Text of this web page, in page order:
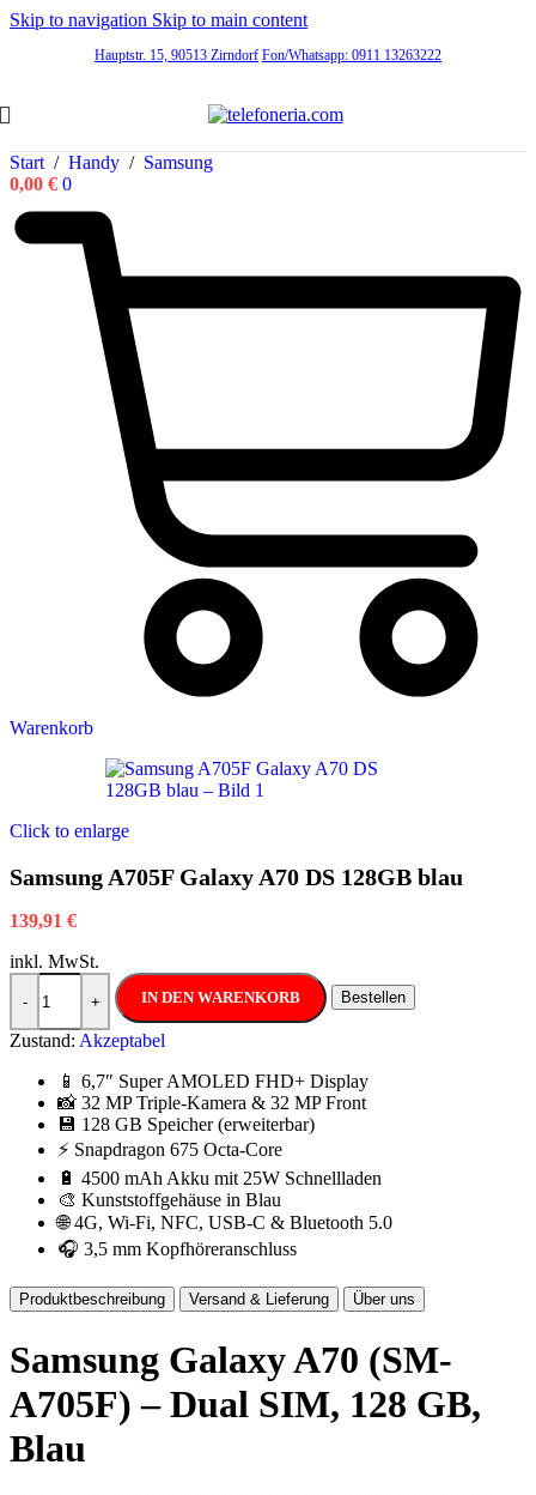
Skip to navigation Skip to main content
Hauptstr. 15, 90513 Zirndorf Fon/Whatsapp: 0911 13263222
Start / Handy / Samsung
0,00 € 0
Warenkorb
Click to enlarge
Samsung A705F Galaxy A70 DS 128GB blau
139,91 €
inkl. MwSt.
-
Samsung A705F Galaxy A70 DS 128GB blau Menge
+ IN DEN WARENKORB Bestellen
Zustand: Akzeptabel
📱 6,7″ Super AMOLED FHD+ Display
📸 32 MP Triple-Kamera & 32 MP Front
💾 128 GB Speicher (erweiterbar)
⚡ Snapdragon 675 Octa-Core
🔋 4500 mAh Akku mit 25W Schnellladen
🎨 Kunststoffgehäuse in Blau
🌐 4G, Wi-Fi, NFC, USB-C & Bluetooth 5.0
🎧 3,5 mm Kopfhöreranschluss
Produktbeschreibung Versand & Lieferung Über uns
Samsung Galaxy A70 (SM-
A705F) – Dual SIM, 128 GB,
Blau